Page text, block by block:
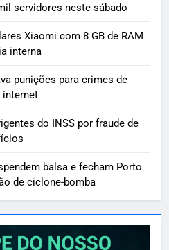
servidores neste sábado
Xiaomi com 8 GB de RAM
interna
punições para crimes de
internet
do INSS por fraude de
balsa e fecham Porto
de ciclone-bomba